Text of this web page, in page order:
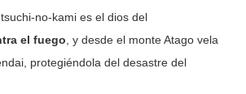
no-kami es el dios del
el fuego , y desde el monte Atago vela
protegiéndola del desastre del